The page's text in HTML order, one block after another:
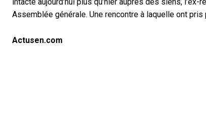
Assemblée générale. Une rencontre à laquelle ont
Actusen.com